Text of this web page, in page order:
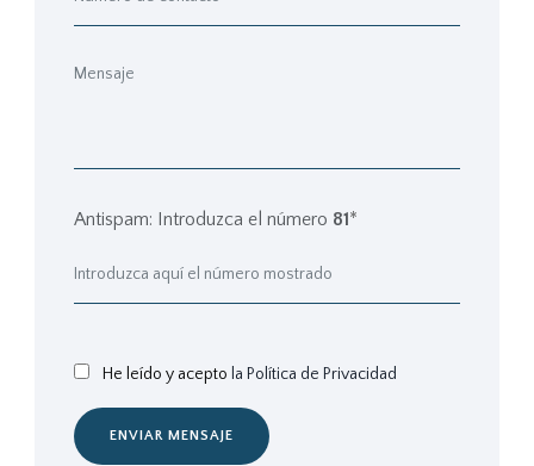
Antispam: Introduzca el número 81*
He leído y acepto la Política de Privacidad
ENVIAR MENSAJE